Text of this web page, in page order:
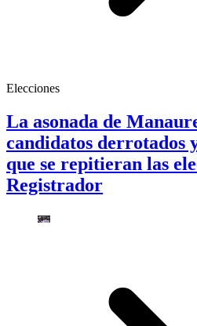
Elecciones
La asonada de
candidatos derrotados
que se repitieran las
Registrador